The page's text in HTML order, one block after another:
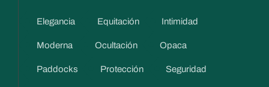
Elegancia Equitación Intimidad
Moderna Ocultación Opaca
Paddocks Protección Seguridad